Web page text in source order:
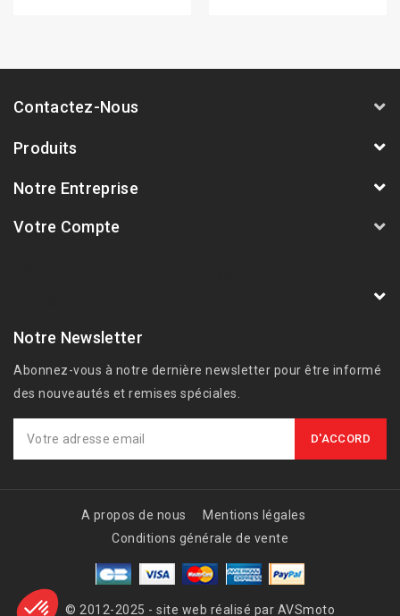
Contactez-Nous
Produits
Notre Entreprise
Votre Compte
Notre Newsletter
Abonnez-vous à notre dernière newsletter pour être informé
des nouveautés et remises spéciales.
A propos de nous
Mentions légales
Conditions générale de vente
© 2012-2025 - site web réalisé par AVSmoto